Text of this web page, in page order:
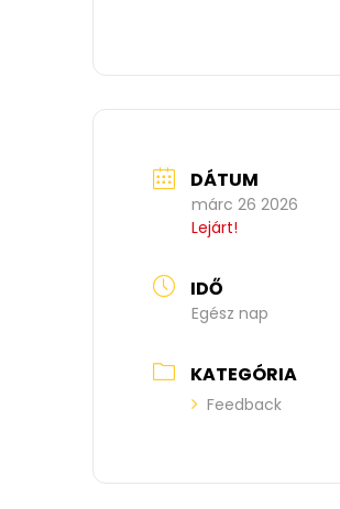
DÁTUM
márc 26 2026
Lejárt!
IDŐ
Egész nap
KATEGÓRIA
Feedback